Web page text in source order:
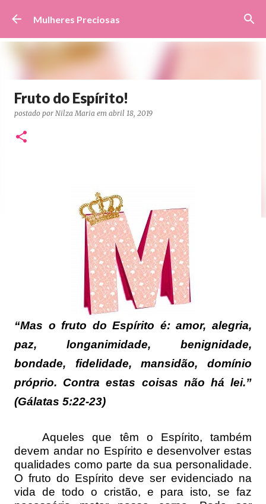
Pular para o conteúdo principal
Mulheres Preciosas
Fruto do Espírito!
postado por Nilza Maria em abril 18, 2019
“Mas o fruto do Espírito é: amor, alegria,
paz, longanimidade, benignidade,
bondade, fidelidade, mansidão, domínio
próprio. Contra estas coisas não há lei.”
(Gálatas 5:22-23)
Aqueles que têm o Espírito, também
devem andar no Espírito e desenvolver estas
qualidades como parte da sua personalidade.
O fruto do Espírito deve ser evidenciado na
vida de todo o cristão, e para isto, se faz